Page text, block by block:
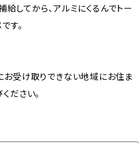
してから、アルミにくるんでトー
す。
受け取りできない地域にお住ま
ださい。